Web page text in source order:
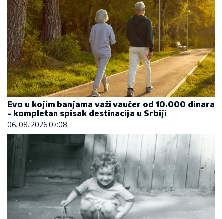
Evo u kojim banjama važi vaučer od 10.000 dinara
- kompletan spisak destinacija u Srbiji
06. 08. 2026 07:08